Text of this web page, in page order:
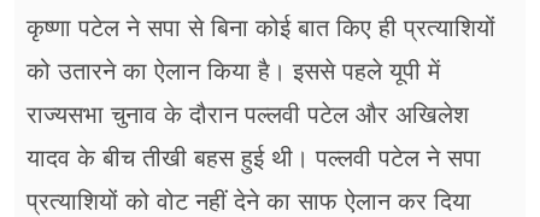
कृष्णा पटेल ने सपा से बिना कोई बात किए ही प्रत्याशियों
को उतारने का ऐलान किया है। इससे पहले यूपी में
राज्यसभा चुनाव के दौरान पल्लवी पटेल और अखिलेश
यादव के बीच तीखी बहस हुई थी। पल्लवी पटेल ने सपा
प्रत्याशियों को वोट नहीं देने का साफ ऐलान कर दिया